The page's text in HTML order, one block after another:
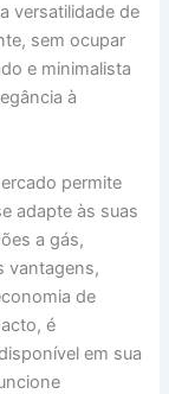
versatilidade de
sem ocupar
e minimalista
à
permite
adapte às suas
a gás,
vantagens,
de
é
em sua